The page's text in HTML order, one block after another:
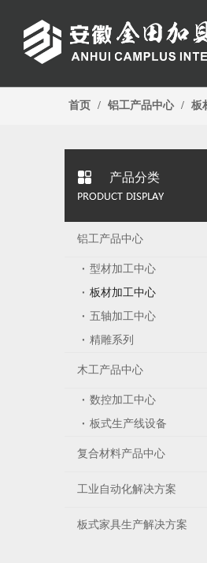
首页 / 铝工产品中心 / 板
产品分类
铝工产品中心
型材加工中心
板材加工中心
五轴加工中心
精雕系列
木工产品中心
数控加工中心
板式生产线设备
复合材料产品中心
工业自动化解决方案
板式家具生产解决方案